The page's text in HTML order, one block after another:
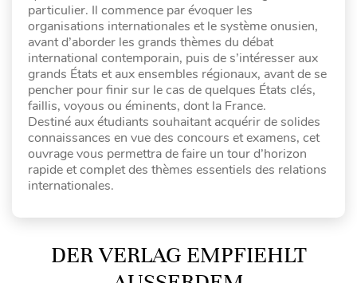
particulier. Il commence par évoquer les
organisations internationales et le système onusien,
avant d’aborder les grands thèmes du débat
international contemporain, puis de s’intéresser aux
grands États et aux ensembles régionaux, avant de se
pencher pour finir sur le cas de quelques États clés,
faillis, voyous ou éminents, dont la France.
Destiné aux étudiants souhaitant acquérir de solides
connaissances en vue des concours et examens, cet
ouvrage vous permettra de faire un tour d’horizon
rapide et complet des thèmes essentiels des relations
internationales.
DER VERLAG EMPFIEHLT